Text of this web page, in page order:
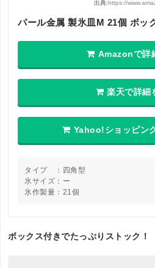
出典:https://
パール金属 製氷皿M 21個 ボッ
Amazonで詳
楽天で詳細
Yahoo!ショッピン
タイプ ：四角型
氷サイズ：ー
氷作製量：21個
ボックス付きでたっぷりストック！